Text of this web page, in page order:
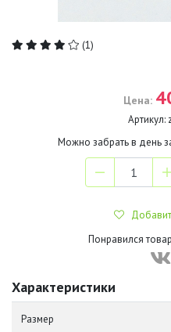
(1)
Цена:
Артикул:
Можно забрать в день
Понравился
Характеристики
Размер